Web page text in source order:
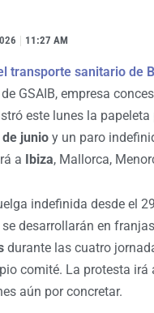
11:27 AM
transporte sanitario de
GSAIB, empresa
este lunes la
de junio y un paro
a Ibiza, Mallorca,
indefinida desde el
desarrollarán en
durante las cuatro
comité. La protesta
aún por concretar.